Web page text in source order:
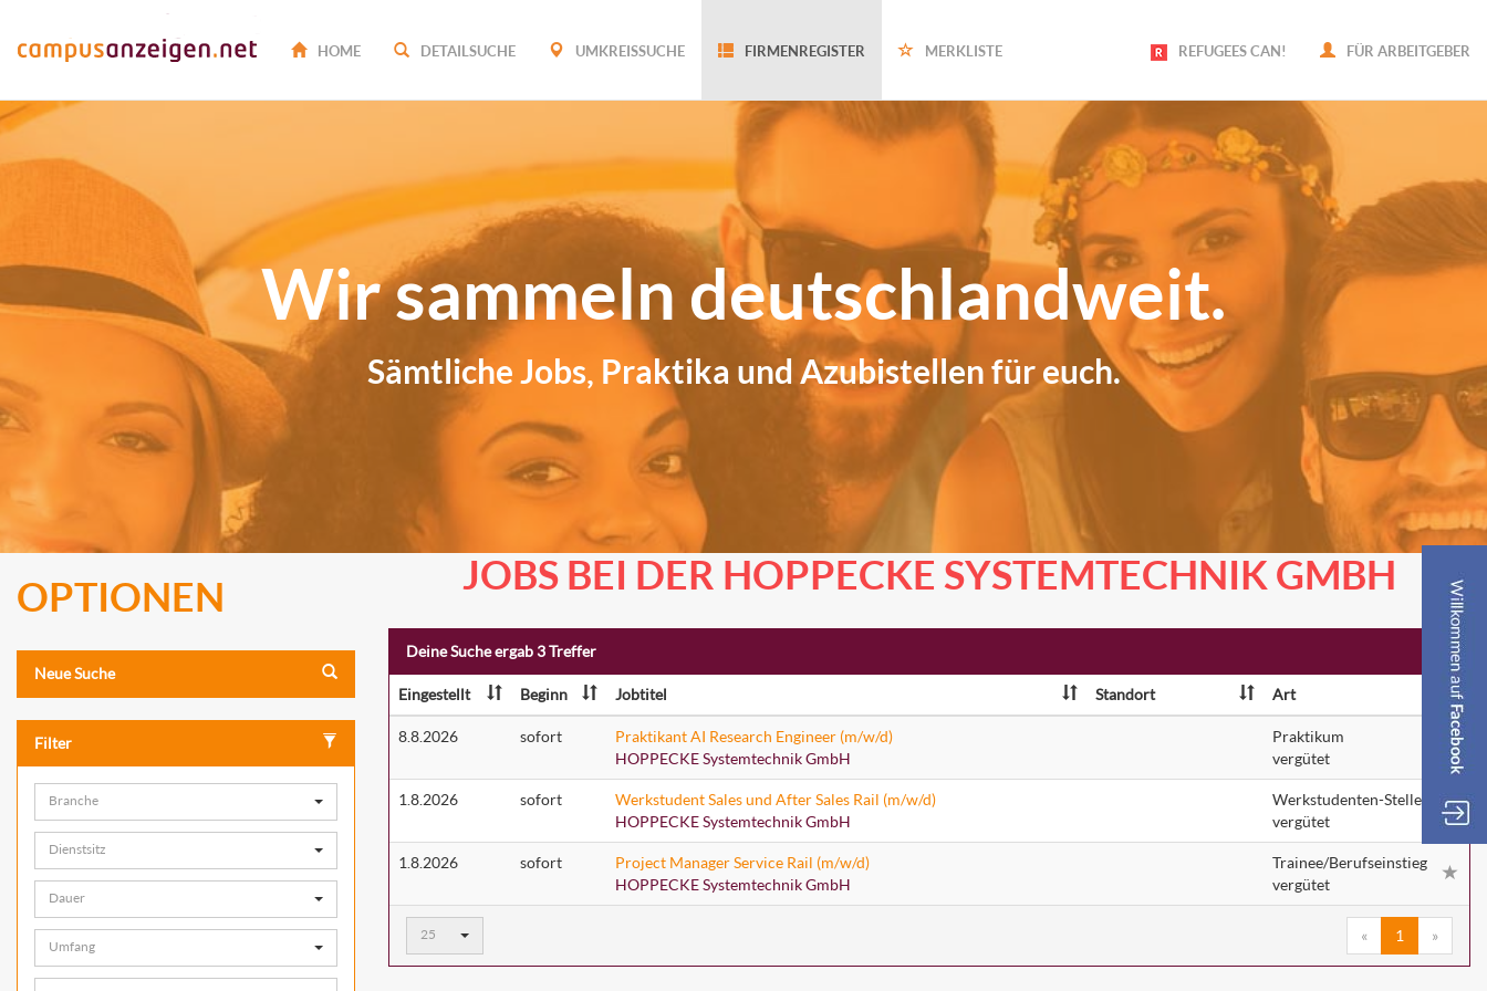
HOME DETAILSUCHE UMKREISSUCHE FIRMENREGISTER MERKLISTE REFUGEES CAN! FÜR ARBEITGEBER
Wir sammeln deutschlandweit.
Sämtliche Jobs, Praktika und Azubistellen für euch.
OPTIONEN
Neue Suche
Filter
Branche
Dienstsitz
Dauer
Umfang
JOBS BEI DER HOPPECKE SYSTEMTECHNIK GMBH
Deine Suche ergab 3 Treffer
Eingestellt Beginn Jobtitel Standort Art
8.8.2026 sofort
Praktikant AI Research Engineer (m/w/d)
HOPPECKE Systemtechnik GmbH
Praktikum
vergütet
1.8.2026 sofort
Werkstudent Sales und After Sales Rail (m/w/d)
HOPPECKE Systemtechnik GmbH
Werkstudenten-Stelle
vergütet
1.8.2026 sofort
Project Manager Service Rail (m/w/d)
HOPPECKE Systemtechnik GmbH
Trainee/Berufseinstieg
vergütet
Ergebnisse
Seite:
25 « 1 »